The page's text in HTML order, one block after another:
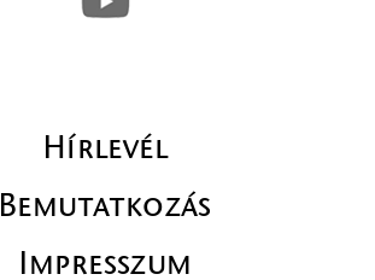
Hírlevél
Bemutatkozás
Impresszum